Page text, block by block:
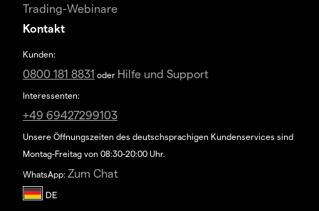
Trading-Webinare
Kontakt
Kunden:
0800 181 8831 oder Hilfe und Support
Interessenten:
+49 69427299103
Unsere Öffnungszeiten des deutschsprachigen Kundenservices sind
Montag-Freitag von 08:30-20:00 Uhr.
WhatsApp: Zum Chat